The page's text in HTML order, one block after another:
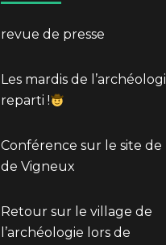
revue de presse
Les mardis de
reparti !
Conférence sur le site de
de Vigneux
Retour sur le village de
l’archéologie lors de